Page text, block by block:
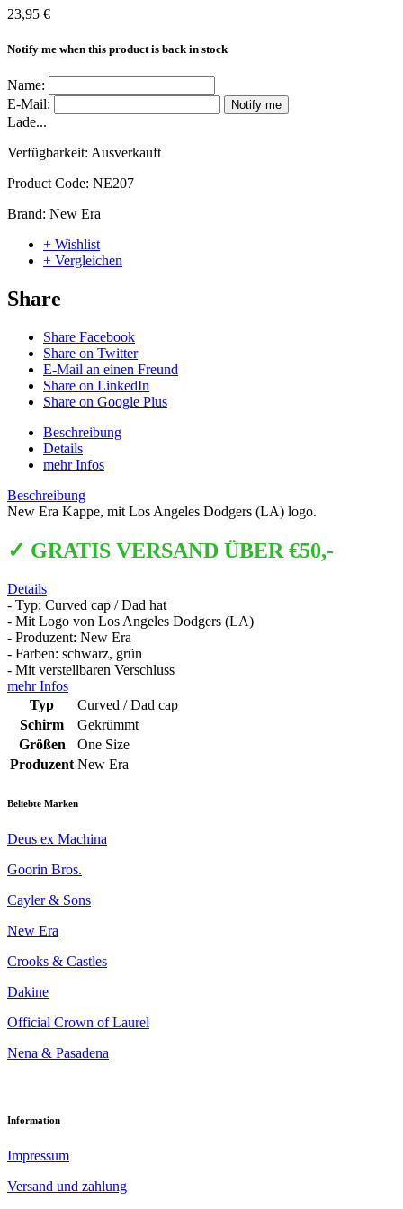
23,95 €
Notify me when this product is back in stock
Name:
E-Mail:
Notify me
Lade...
Verfügbarkeit: Ausverkauft
Product Code: NE207
Brand: New Era
+ Wishlist
+ Vergleichen
Share
Share Facebook
Share on Twitter
E-Mail an einen Freund
Share on LinkedIn
Share on Google Plus
Beschreibung
Details
mehr Infos
Beschreibung
New Era Kappe, mit Los Angeles Dodgers (LA) logo.
✓ GRATIS VERSAND ÜBER €50,-
Details
- Typ: Curved cap / Dad hat
- Mit Logo von Los Angeles Dodgers (LA)
- Produzent: New Era
- Farben: schwarz, grün
- Mit verstellbaren Verschluss
mehr Infos
Typ
Curved / Dad cap
Schirm
Gekrümmt
Größen
One Size
Produzent New Era
Beliebte Marken
Deus ex Machina
Goorin Bros.
Cayler & Sons
New Era
Crooks & Castles
Dakine
Official Crown of Laurel
Nena & Pasadena
Information
Impressum
Versand und zahlung